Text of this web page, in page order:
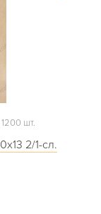
шт.
2/1-сл.